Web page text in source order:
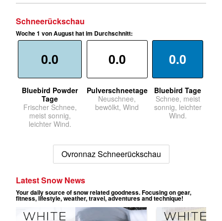
Schneerückschau
Woche 1 von August hat im Durchschnitt:
0.0
Bluebird Powder
Tage
Frischer Schnee,
meist sonnig,
leichter Wind.
0.0
Pulverschneetage
Neuschnee,
bewölkt, Wind
0.0
Bluebird Tage
Schnee, meist
sonnig, leichter
Wind.
Ovronnaz Schneerückschau